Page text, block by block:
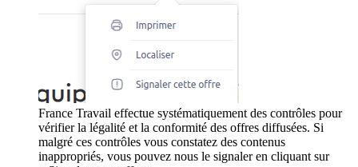
France Travail effectue systématiquement des contrôles pour
vérifier la légalité et la conformité des offres diffusées. Si
malgré ces contrôles vous constatez des contenus
inappropriés, vous pouvez nous le signaler en cliquant sur